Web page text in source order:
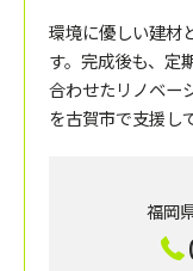
環境に優しい建材
す。完成後も、定
合わせたリノベー
を古賀市で支援し
福岡